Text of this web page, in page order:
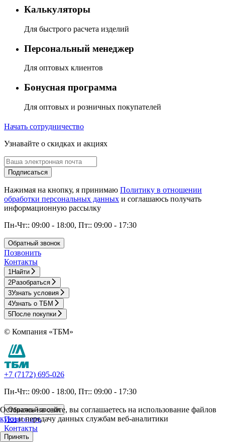
Калькуляторы
Для быстрого расчета изделий
Персональный менеджер
Для оптовых клиентов
Бонусная программа
Для оптовых и розничных покупателей
Начать сотрудничество
Узнавайте о скидках и акциях
Подписаться
Нажимая на кнопку, я принимаю Политику в отношении
обработки персональных данных и соглашаюсь получать
информационную рассылку
Пн-Чт:: 09:00 - 18:00, Пт:: 09:00 - 17:30
Обратный звонок
Позвонить
Контакты
1 Найти
2Разобраться
3Узнать условия
4Узнать о ТБМ
5После покупки
© Компания «ТБМ»
+7 (7172) 695-026
Пн-Чт:: 09:00 - 18:00, Пт:: 09:00 - 17:30
Обратный звонок
Позвонить
Контакты
Оставаясь на сайте, вы соглашаетесь на использование файлов
кукии передачу данных службам веб-аналитики
Принять